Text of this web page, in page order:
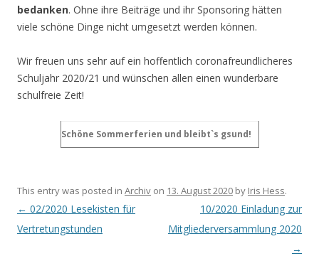
bedanken. Ohne ihre Beiträge und ihr Sponsoring hätten
viele schöne Dinge nicht umgesetzt werden können.
Wir freuen uns sehr auf ein hoffentlich coronafreundlicheres
Schuljahr 2020/21 und wünschen allen einen wunderbare
schulfreie Zeit!
Schöne Sommerferien und bleibt`s gsund!
This entry was posted in Archiv on 13. August 2020 by Iris Hess.
Post navigation
← 02/2020 Lesekisten für
Vertretungstunden
10/2020 Einladung zur
Mitgliederversammlung 2020
→